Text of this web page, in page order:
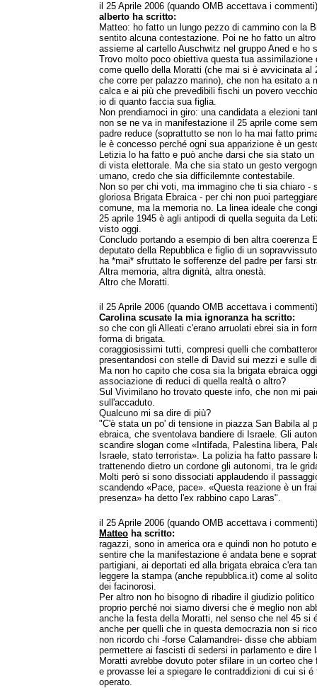
il 25 Aprile 2006 (quando OMB accettava i commenti)
alberto ha scritto:
Matteo: ho fatto un lungo pezzo di cammino con la
sentito alcuna contestazione. Poi ne ho fatto un
assieme al cartello Auschwitz nel gruppo Aned e ho
Trovo molto poco obiettiva questa tua assimilazione
come quello della Moratti (che mai si è avvicinata al
che corre per palazzo marino), che non ha esitato a
calca e ai più che prevedibili fischi un povero
io di quanto faccia sua figlia.
Non prendiamoci in giro: una candidata a elezioni
non se ne va in manifestazione il 25 aprile come
padre reduce (soprattutto se non lo ha mai fatto
le è concesso perché ogni sua apparizione è un
Letizia lo ha fatto e può anche darsi che sia stato
di vista elettorale. Ma che sia stato un gesto
umano, credo che sia difficilemnte contestabile.
Non so per chi voti, ma immagino che ti sia chiaro -
gloriosa Brigata Ebraica - per chi non puoi
comune, ma la memoria no. La linea ideale che
25 aprile 1945 è agli antipodi di quella seguita da
visto oggi.
Concludo portando a esempio di ben altra coerenza
deputato della Repubblica e figlio di un
ha *mai* sfruttato le sofferenze del padre per farsi
Altra memoria, altra dignità, altra onestà.
Altro che Moratti.
il 25 Aprile 2006 (quando OMB accettava i commenti)
Carolina scusate la mia ignoranza ha scritto:
so che con gli Alleati c'erano arruolati ebrei sia in
forma di brigata.
coraggiosissimi tutti, compresi quelli che
presentandosi con stelle di David sui mezzi e sulle
Ma non ho capito che cosa sia la brigata ebraica
associazione di reduci di quella realtà o altro?
Sul Vivimilano ho trovato queste info, che non mi
sull'accaduto.
Qualcuno mi sa dire di più?
"C'è stata un po' di tensione in piazza San Babila al
ebraica, che sventolava bandiere di Israele. Gli
scandire slogan come «Intifada, Palestina libera,
Israele, stato terrorista». La polizia ha fatto passare
trattenendo dietro un cordone gli autonomi, tra le
Molti però si sono dissociati applaudendo il
scandendo «Pace, pace». «Questa reazione è un
presenza» ha detto l'ex rabbino capo Laras".
il 25 Aprile 2006 (quando OMB accettava i commenti)
Matteo ha scritto:
ragazzi, sono in america ora e quindi non ho potuto
sentire che la manifestazione é andata bene e
partigiani, ai deportati ed alla brigata ebraica c'era
leggere la stampa (anche repubblica.it) come al
dei facinorosi.
Per altro non ho bisogno di ribadire il giudizio
proprio perché noi siamo diversi che é meglio non
anche la festa della Moratti, nel senso che nel 45 si
anche per quelli che in questa democrazia non si
non ricordo chi -forse Calamandrei- disse che
permettere ai fascisti di sedersi in parlamento e dire
Moratti avrebbe dovuto poter sfilare in un corteo
e provasse lei a spiegare le contraddizioni di cui si
operato.